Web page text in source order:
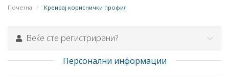
Почетна Креирај кориснички профил
Веќе сте регистрирани?
Персонални информации